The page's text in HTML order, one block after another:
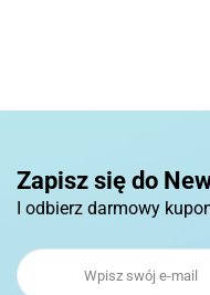
Zapisz się do
I odbierz darmowy